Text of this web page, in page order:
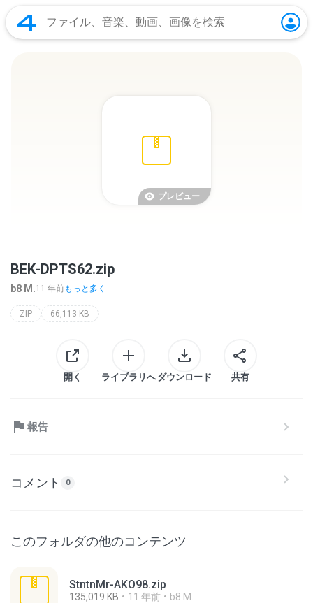
プレビュー
BEK-DPTS62.zip
b8 M.11 年前もっと多く...
ZIP 66,113 KB
開く ライブラリへ ダウンロード 共有
報告
コメント 0
このフォルダの他のコンテンツ
StntnMr-AKO98.zip
135,019 KB 11 年前 b8 M.